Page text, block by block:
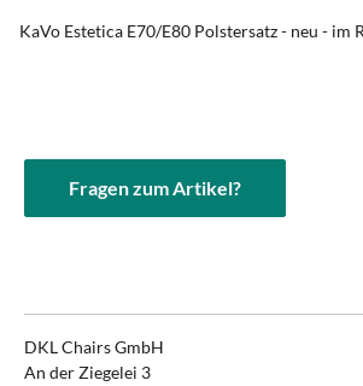
KaVo Estetica E70/E80 Polstersatz - neu - im
Fragen zum Artikel?
DKL Chairs GmbH
An der Ziegelei 3